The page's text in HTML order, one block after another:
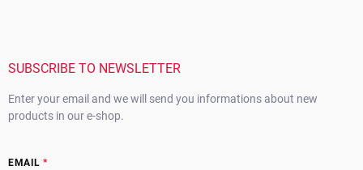
SUBSCRIBE TO NEWSLETTER
Enter your email and we will send you informations about new
products in our e-shop.
EMAIL